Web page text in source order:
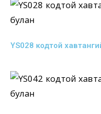
YS028 кодтой